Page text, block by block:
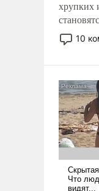
хрупких
отменяя
ударами
слабым,
10